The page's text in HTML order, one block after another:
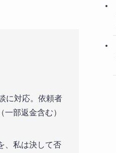
に対応。依頼者
部返金含む）
、私は決して否